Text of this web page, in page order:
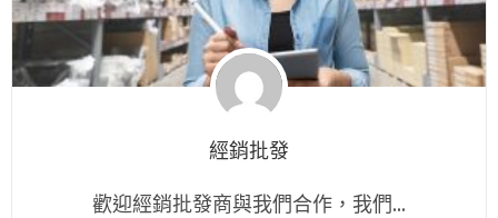
經銷批發
歡迎經銷批發商與我們合作，我們...